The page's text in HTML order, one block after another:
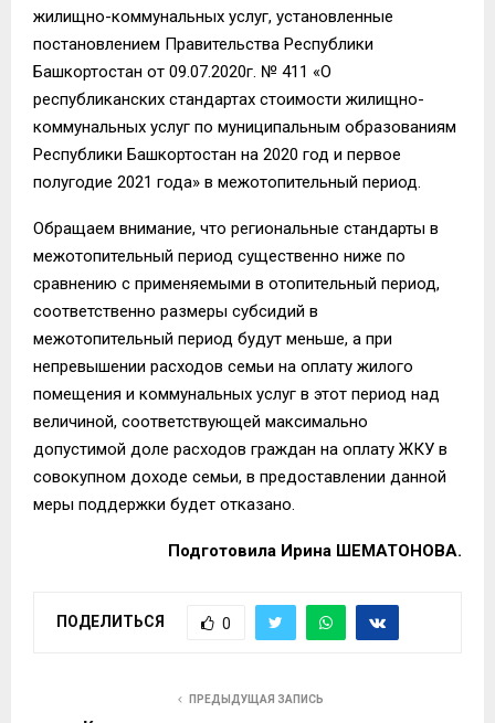
жилищно-коммунальных услуг, установленные
постановлением Правительства Республики
Башкортостан от 09.07.2020г. № 411 «О
республиканских стандартах стоимости жилищно-
коммунальных услуг по муниципальным образованиям
Республики Башкортостан на 2020 год и первое
полугодие 2021 года» в межотопительный период.
Обращаем внимание, что региональные стандарты в
межотопительный период существенно ниже по
сравнению с применяемыми в отопительный период,
соответственно размеры субсидий в
межотопительный период будут меньше, а при
непревышении расходов семьи на оплату жилого
помещения и коммунальных услуг в этот период над
величиной, соответствующей максимально
допустимой доле расходов граждан на оплату ЖКУ в
совокупном доходе семьи, в предоставлении данной
меры поддержки будет отказано.
Подготовила Ирина ШЕМАТОНОВА.
ПОДЕЛИТЬСЯ 0
ПРЕДЫДУЩАЯ ЗАПИСЬ